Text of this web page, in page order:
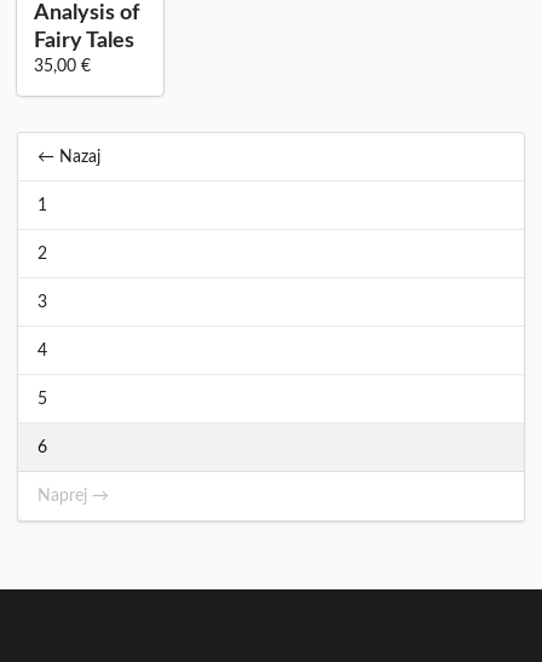
Analysis of
Fairy Tales
35,00 €
← Nazaj
1
2
3
4
5
6
Naprej →